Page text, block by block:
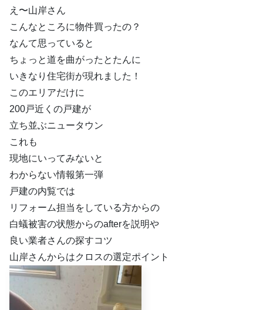
え〜山岸さん
こんなところに物件買ったの？
なんて思っていると
ちょっと道を曲がったとたんに
いきなり住宅街が現れました！
このエリアだけに
200戸近くの戸建が
立ち並ぶニュータウン
これも
現地にいってみないと
わからない情報第一弾
戸建の内覧では
リフォーム担当をしている方からの
白蟻被害の状態からのafterを説明や
良い業者さんの探すコツ
山岸さんからはクロスの選定ポイント